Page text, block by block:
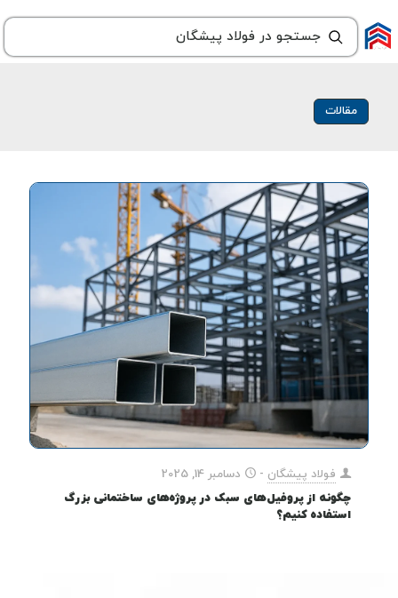
مقالات
فولاد پیشگان -
دسامبر 14, 2025
چگونه از پروفیل‌های سبک در پروژه‌های ساختمانی بزرگ
استفاده کنیم؟